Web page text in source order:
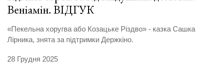
Веніамін. ВІДГУК
«Пекельна хоругва або Козацьке Різдво» - казка Сашка
Лірника, знята за підтримки Держкіно.
28 Грудня 2025